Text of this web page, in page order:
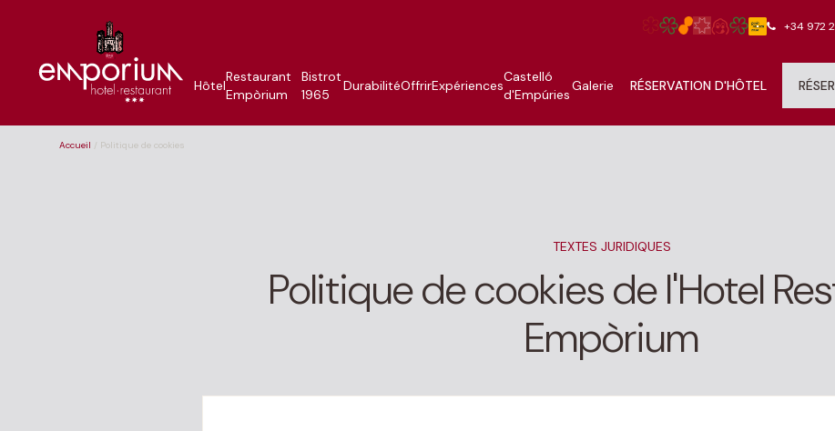
+34 972
Hôtel
Restaurant
Empòrium
Bistrot
1965
DurabilitéOffrirExpériences
Castelló
d'Empúries
Galerie RÉSERVATION D'HÔTEL
Accueil / Politique de cookies
TEXTES JURIDIQUES
Politique de cookies de l'Hotel
Empòrium